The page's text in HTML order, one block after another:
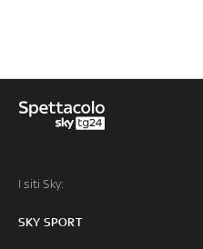
I siti Sky:
SKY SPORT